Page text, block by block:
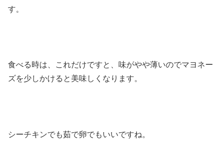
す。
食べる時は、これだけですと、味がやや薄いのでマヨネー
ズを少しかけると美味しくなります。
シーチキンでも茹で卵でもいいですね。